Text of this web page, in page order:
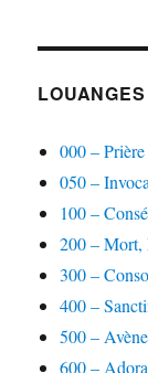
LOUANGES
000 –
050 –
100 –
200 – Mort,
300 –
400 –
500 –
600 –